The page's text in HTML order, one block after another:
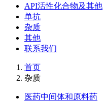
API活性化合物及其他
单抗
杂质
其他
联系我们
首页
杂质
医药中间体和原料药